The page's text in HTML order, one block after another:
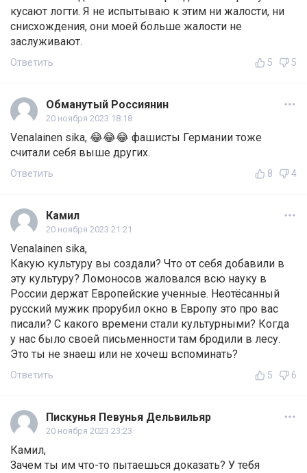
кусают логти. Я не испытываю к этим ни жалости, ни
снисхождения, они моей больше жалости не
заслуживают.
Ответить 5 5
Обманутый Россиянин
20 ноября 2023 18:18
Venalainen sika, 😂😂😂 фашисты Германии тоже
считали себя выше других.
Ответить 8 4
Камил
20 ноября 2023 21:21
Venalainen sika,
Какую культуру вы создали? Что от себя добавили в
эту культуру? Ломоносов жаловался всю науку в
России держат Европейские ученные. Неотёсанный
русский мужик прорубил окно в Европу это про вас
писали? С какого времени стали культурными? Когда
у нас было своей письменности там бродили в лесу.
Это ты не знаеш или не хочеш вспоминать?
Ответить 5 6
Пискунья Певунья Дельвильяр
20 ноября 2023 23:23
Камил,
Зачем ты им что-то пытаешься доказать? У тебя